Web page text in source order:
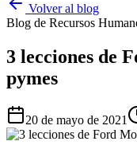
Volver al blog
Blog de Recursos
3 lecciones de
pymes
20 de mayo de 2021